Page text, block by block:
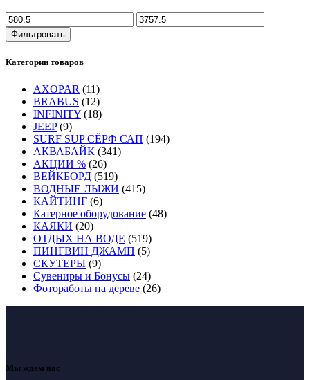
Фильтровать
Категории товаров
AXOPAR (11)
BRABUS (12)
INFINITY (18)
JEEP (9)
SURF SUP СЁРФ САП (194)
АКВАБАЙК (341)
АКЦИИ % (26)
ВЕЙКБОРД (519)
ВОДНЫЕ ЛЫЖИ (415)
КАЙТИНГ (6)
Катерное оборудование (48)
КАЯКИ (20)
ОТДЫХ НА ВОДЕ (519)
ПИНГВИН ДЖАМП (5)
СКУТЕРЫ (9)
Сувениры и Бонусы (24)
Фотоработы на дереве (26)
Мы ждем вас